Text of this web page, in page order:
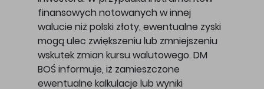
finansowych notowanych w innej
walucie niż polski złoty, ewentualne zyski
mogą ulec zwiększeniu lub zmniejszeniu
wskutek zmian kursu walutowego. DM
BOŚ informuje, iż zamieszczone
ewentualne kalkulacje lub wyniki